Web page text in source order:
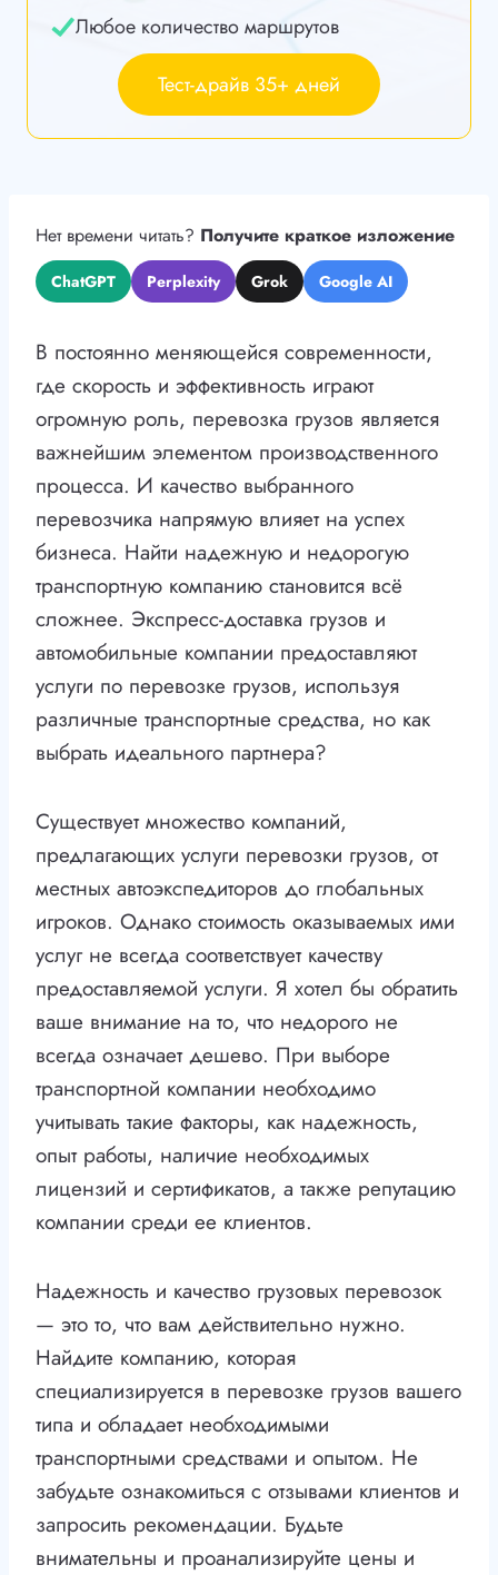
Любое количество маршрутов
Тест-драйв 35+ дней
Нет времени читать? Получите краткое изложение
ChatGPT Perplexity Grok Google AI
В постоянно меняющейся современности,
где скорость и эффективность играют
огромную роль, перевозка грузов является
важнейшим элементом производственного
процесса. И качество выбранного
перевозчика напрямую влияет на успех
бизнеса. Найти надежную и недорогую
транспортную компанию становится всё
сложнее. Экспресс-доставка грузов и
автомобильные компании предоставляют
услуги по перевозке грузов, используя
различные транспортные средства, но как
выбрать идеального партнера?
Существует множество компаний,
предлагающих услуги перевозки грузов, от
местных автоэкспедиторов до глобальных
игроков. Однако стоимость оказываемых ими
услуг не всегда соответствует качеству
предоставляемой услуги. Я хотел бы обратить
ваше внимание на то, что недорого не
всегда означает дешево. При выборе
транспортной компании необходимо
учитывать такие факторы, как надежность,
опыт работы, наличие необходимых
лицензий и сертификатов, а также репутацию
компании среди ее клиентов.
Надежность и качество грузовых перевозок
— это то, что вам действительно нужно.
Найдите компанию, которая
специализируется в перевозке грузов вашего
типа и обладает необходимыми
транспортными средствами и опытом. Не
забудьте ознакомиться с отзывами клиентов и
запросить рекомендации. Будьте
внимательны и проанализируйте цены и